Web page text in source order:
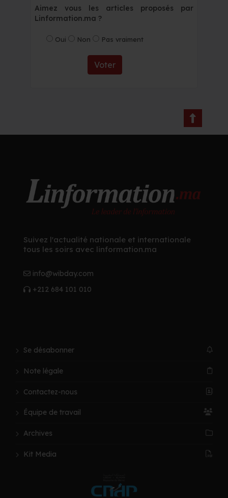
Aimez vous les articles proposés par
Linformation.ma ?
Oui Non Pas vraiment
Voter
Suivez l'actualité nationale et internationale
tous les soirs avec linformation.ma
info@wibday.com
+212 684 101 010
Se désabonner
Note légale
Contactez-nous
Équipe de travail
Archives
Kit Media